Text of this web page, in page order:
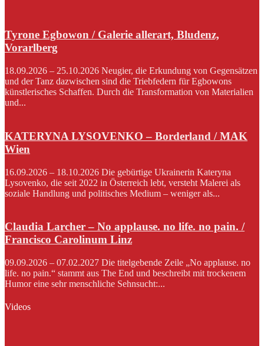
Tyrone Egbowon / Galerie allerart, Bludenz,
Vorarlberg
18.09.2026 – 25.10.2026 Neugier, die Erkundung von Gegensätzen
und der Tanz dazwischen sind die Triebfedern für Egbowons
künstlerisches Schaffen. Durch die Transformation von Materialien
und...
KATERYNA LYSOVENKO – Borderland / MAK
Wien
16.09.2026 – 18.10.2026 Die gebürtige Ukrainerin Kateryna
Lysovenko, die seit 2022 in Österreich lebt, versteht Malerei als
soziale Handlung und politisches Medium – weniger als...
Claudia Larcher – No applause. no life. no pain. /
Francisco Carolinum Linz
09.09.2026 – 07.02.2027 Die titelgebende Zeile „No applause. no
life. no pain.“ stammt aus The End und beschreibt mit trockenem
Humor eine sehr menschliche Sehnsucht:...
Videos